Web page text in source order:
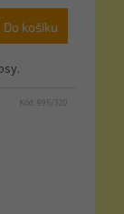
Do košíku
Kód: 995/320